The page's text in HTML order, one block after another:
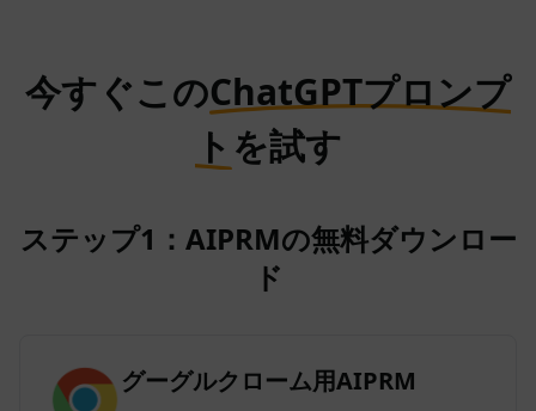
今すぐこのChatGPTプロンプ
ト を試す
ステップ1：AIPRMの無料ダウンロー
ド
グーグルクローム用AIPRM